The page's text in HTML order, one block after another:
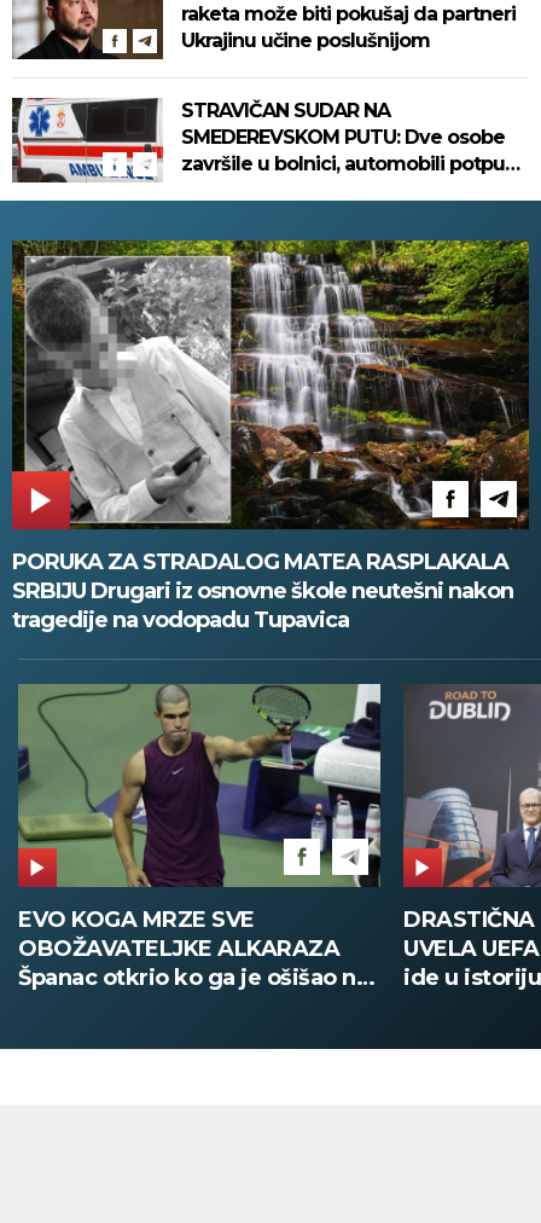
raketa može biti pokušaj da partneri
Ukrajinu učine poslušnijom
STRAVIČAN SUDAR NA
SMEDEREVSKOM PUTU: Dve osobe
završile u bolnici, automobili potpuno
PORUKA ZA STRADALOG MATEA RASPLAKALA
SRBIJU Drugari iz osnovne škole neutešni nakon
tragedije na vodopadu Tupavica
DRASTIČNA PROMENA KOJU JE
UVELA UEFA Stari način žreba
ide u istoriju, od sada sve
POŽAR U
Deca i